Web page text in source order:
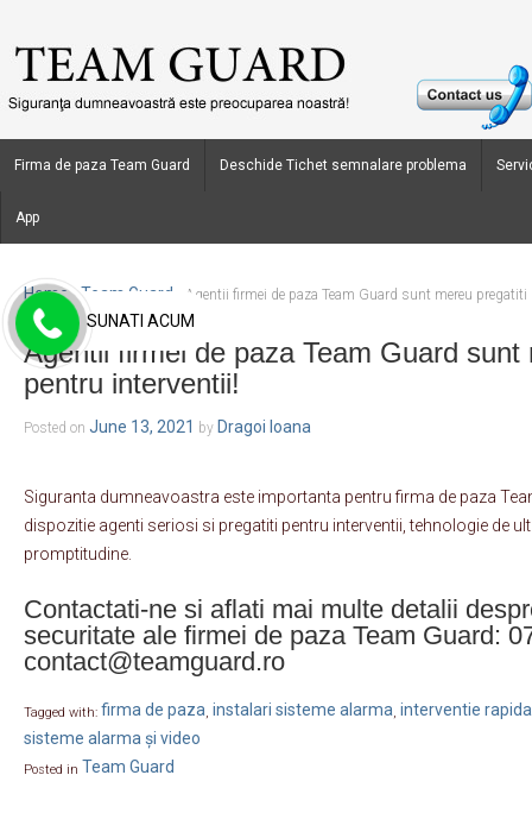
Firma de paza Team Guard Deschide Tichet semnalare problema
App
Home › Team Guard Agentii firmei de paza Team Guard sunt mereu
Agentii firmei de paza Team Guard sunt
pentru interventii!
Posted on June 13, 2021 by Dragoi Ioana
Siguranta dumneavoastra este importanta pentru firma de paza
dispozitie agenti seriosi si pregatiti pentru interventii, tehnologie de
promptitudine.
Contactati-ne si aflati mai multe detalii
securitate ale firmei de paza Team Guard:
contact@teamguard.ro
Tagged with: firma de paza instalari sisteme alarma interventie rapida
sisteme alarma și video
Posted in Team Guard
SUNATI ACUM